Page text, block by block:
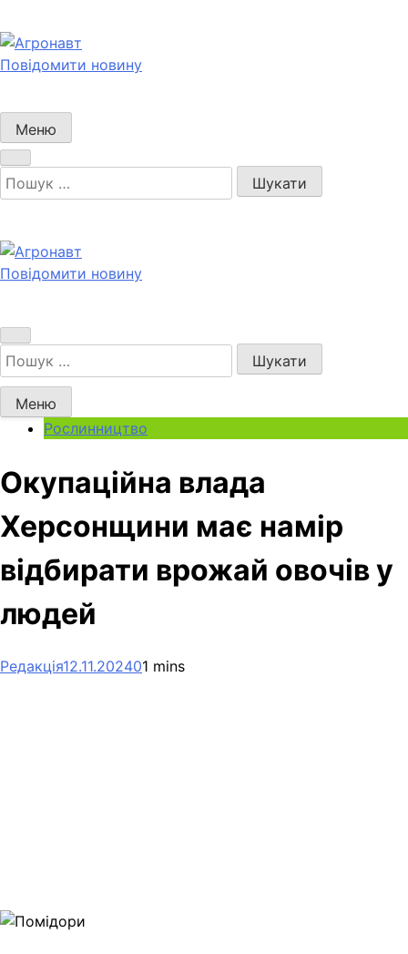
до
вмісту
Новини українського агробізнесу
Повідомити новину
Меню
Пошук:
Агронавт
Новини українського агробізнесу
Повідомити новину
Пошук:
Меню
Рослинництво
Окупаційна влада
Херсонщини має намір
відбирати врожай овочів у
людей
Редакція12.11.202401 mins
Link
Print